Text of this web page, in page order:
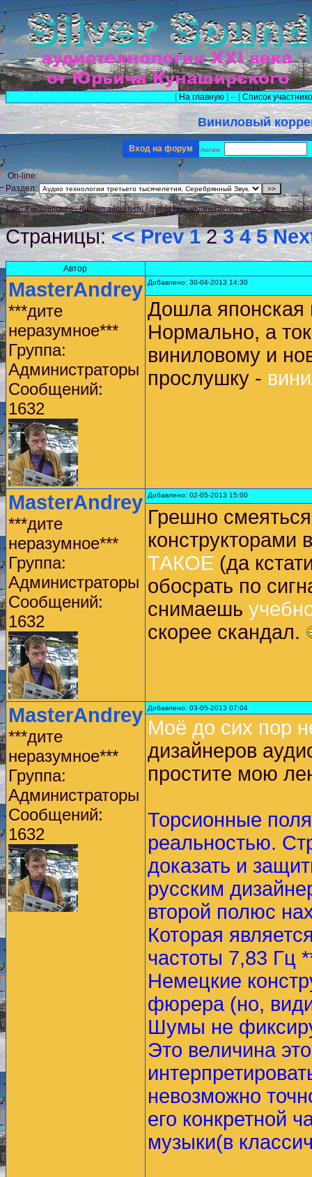
[ На главную ] -- [Список
Виниловый
Вход на форум логин
On-line:
Раздел:
Тракт Кунаширского - Russian audio tech!/Аудио технологии третьего тысячелетия.
Страницы:<< Prev 1 2 3 4 5
Автор
MasterAndrey
***дите
неразумное***
Группа:
Администраторы
Сообщений:
1632
Добавлено: 30-04-2013 14:30
Дошла японская
Нормально, а
виниловому и
прослушку -
MasterAndrey
***дите
неразумное***
Группа:
Администраторы
Сообщений:
1632
Добавлено: 02-05-2013 15:00
Грешно
конструкторами
ТАКОЕ (да
обосрать по
снимаешь
скорее скандал.
MasterAndrey
***дите
неразумное***
Группа:
Администраторы
Сообщений:
1632
Добавлено: 03-05-2013 07:04
Моё до сих пор
дизайнеров
простите мою
Торсионные
реальностью.
доказать и
русским
второй полюс
Которая
частоты 7,83 Гц
Немецкие
фюрера (но,
Шумы не
Это величина
невозможно
его конкретной
музыки(в